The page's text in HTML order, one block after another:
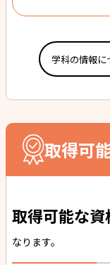
学科の情報に
取得可
取得可能な資
なります。